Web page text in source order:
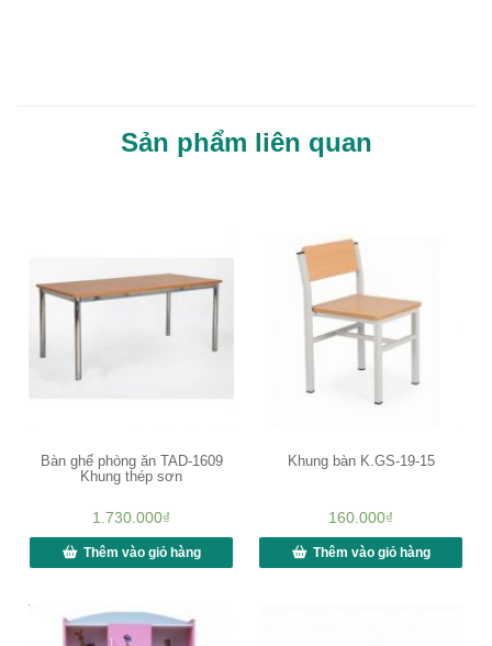
Sản phẩm liên quan
Bàn ghế phòng ăn TAD-1609
Khung thép sơn
1.730.000₫
Thêm vào giỏ hàng
Khung bàn K.GS-19-15
160.000₫
Thêm vào giỏ hàng